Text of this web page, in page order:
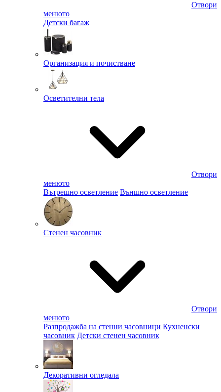
Отвори
менюто
Детски багаж
Организация и почистване
Осветителни тела
Отвори
менюто
Вътрешно осветление Външно осветление
Стенен часовник
Отвори
менюто
Разпродажба на стенни часовници Кухненски
часовник Детски стенен часовник
Декоративни огледала